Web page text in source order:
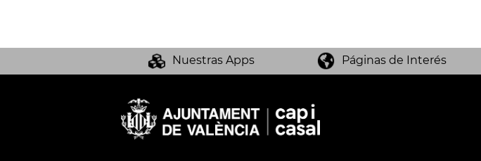
Nuestras Apps Páginas de Interés